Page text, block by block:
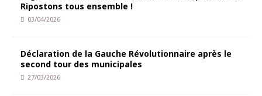
Ripostons tous ensemble !
03/04/2026
Déclaration de la Gauche Révolutionnaire après le
second tour des municipales
27/03/2026